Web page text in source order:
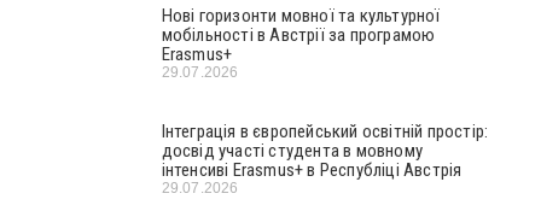
Нові горизонти мовної та культурної
мобільності в Австрії за програмою
Erasmus+
29.07.2026
Інтеграція в європейський освітній простір:
досвід участі студента в мовному
інтенсиві Erasmus+ в Республіці Австрія
29.07.2026